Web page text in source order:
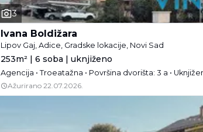
3
Ivana Boldižara
Lipov Gaj, Adice, Gradske lokacije, Novi Sad
253m² | 6 soba | uknjiženo
Agencija • Troeatažna • Površina dvorišta: 3 a •
Ažurirano 22.07.2026.